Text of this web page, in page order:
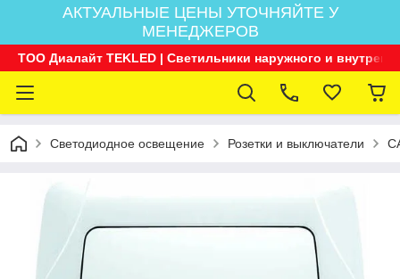
АКТУАЛЬНЫЕ ЦЕНЫ УТОЧНЯЙТЕ У
МЕНЕДЖЕРОВ
ТОО Диалайт TEKLED | Светильники наружного и
Светодиодное освещение Розетки и выключатели